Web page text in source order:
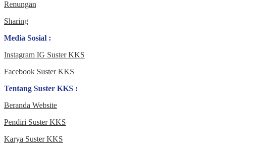
Renungan
Sharing
Media Sosial :
Instagram IG Suster KKS
Facebook Suster KKS
Tentang Suster KKS :
Beranda Website
Pendiri Suster KKS
Karya Suster KKS